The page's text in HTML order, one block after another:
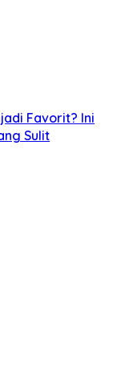
Favorit? Ini
Sulit